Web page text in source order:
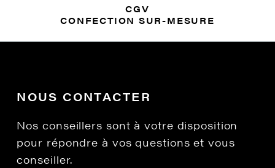
CGV
CONFECTION SUR-MESURE
NOUS CONTACTER
Nos conseillers sont à votre disposition
pour répondre à vos questions et vous
conseiller.